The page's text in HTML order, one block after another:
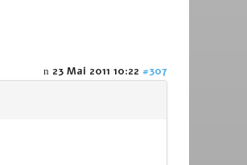
23 Mai 2011 10:22 #307